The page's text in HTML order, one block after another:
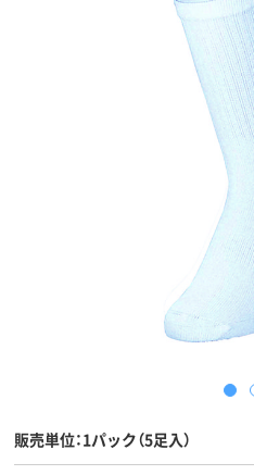
販売単位：1パック（5足入）